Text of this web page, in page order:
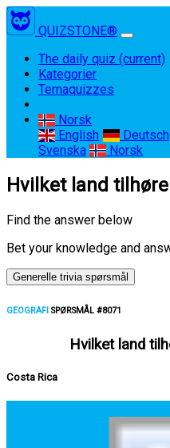
QUIZSTONE®
The daily quiz (current)
Kategorier
Temaquizzes
Norsk
English
Deutsch
Svenska
Norsk
Hvilket land
Find the answer below
Bet your knowledge and
Generelle trivia spørsmål
GEOGRAFI SPØRSMÅL #8071
Hvilket land
Costa Rica